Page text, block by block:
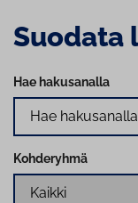
Suodata
Hae hakusanalla
Kohderyhmä